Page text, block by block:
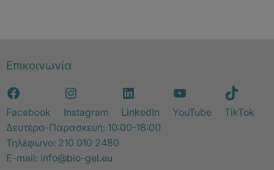
Επικοινωνία
Facebook Instagram LinkedIn YouTube
TikTok
Δευτέρα-Παρασκευή: 10:00-18:00
Τηλέφωνο: 210 010 2480
E-mail: info@bio-gel.eu